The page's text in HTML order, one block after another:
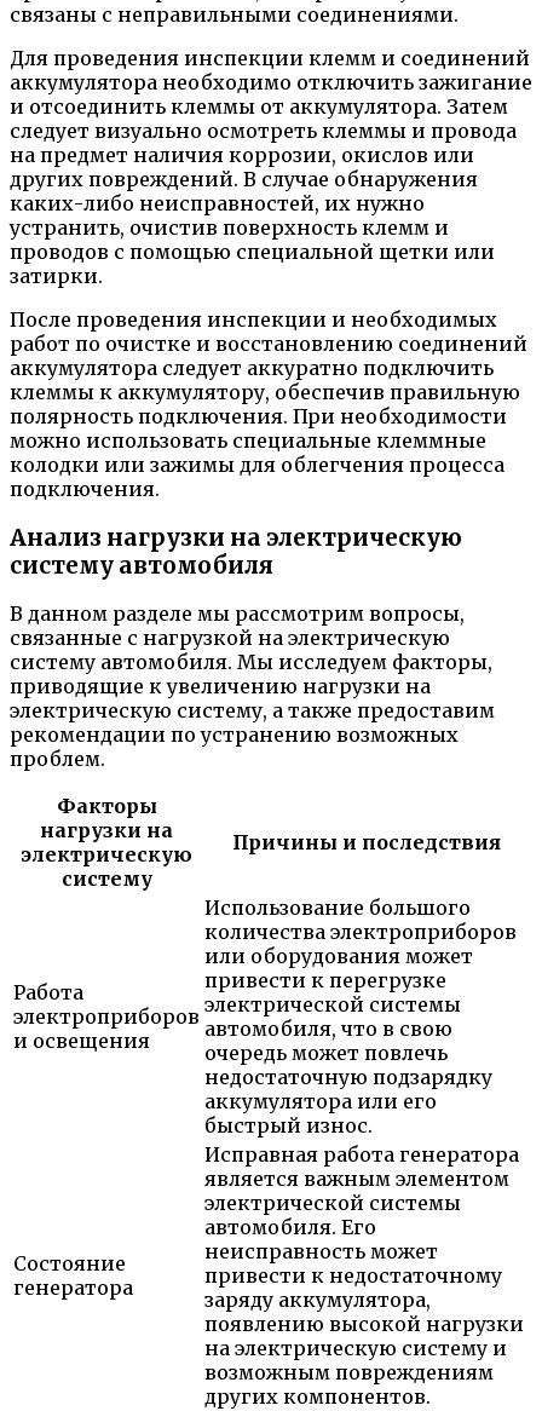
связаны с неправильными соединениями.
Для проведения инспекции клемм и соединений
аккумулятора необходимо отключить зажигание
и отсоединить клеммы от аккумулятора. Затем
следует визуально осмотреть клеммы и провода
на предмет наличия коррозии, окислов или
других повреждений. В случае обнаружения
каких-либо неисправностей, их нужно
устранить, очистив поверхность клемм и
проводов с помощью специальной щетки или
затирки.
После проведения инспекции и необходимых
работ по очистке и восстановлению соединений
аккумулятора следует аккуратно подключить
клеммы к аккумулятору, обеспечив правильную
полярность подключения. При необходимости
можно использовать специальные клеммные
колодки или зажимы для облегчения процесса
подключения.
Анализ нагрузки на электрическую
систему автомобиля
В данном разделе мы рассмотрим вопросы,
связанные с нагрузкой на электрическую
систему автомобиля. Мы исследуем факторы,
приводящие к увеличению нагрузки на
электрическую систему, а также предоставим
рекомендации по устранению возможных
проблем.
Факторы
нагрузки на
электрическую
систему
Причины и последствия
Работа
электроприборов
и освещения
Использование большого
количества электроприборов
или оборудования может
привести к перегрузке
электрической системы
автомобиля, что в свою
очередь может повлечь
недостаточную подзарядку
аккумулятора или его
быстрый износ.
Состояние
генератора
Исправная работа генератора
является важным элементом
электрической системы
автомобиля. Его
неисправность может
привести к недостаточному
заряду аккумулятора,
появлению высокой нагрузки
на электрическую систему и
возможным повреждениям
других компонентов.